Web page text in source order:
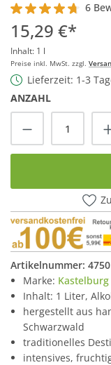
Durchschnittliche
6
15,29 €*
Inhalt: 1 l
Preise inkl. MwSt. zzgl.
Lieferzeit: 1-3
ANZAHL
Produkt
Artikelnummer: 4750
Marke: Kastelburg
Inhalt: 1 Liter,
hergestellt aus
Schwarzwald
traditionelles
intensives,